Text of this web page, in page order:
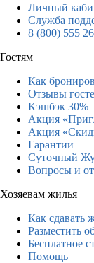
Личный
Служба
8 (800) 555
Гостям
Как
Отзывы
Кэшбэк 30%
Акция
Акция
Гарантии
Суточный
Вопросы и
Хозяевам жилья
Как сдавать
Разместить
Бесплатное
Помощь